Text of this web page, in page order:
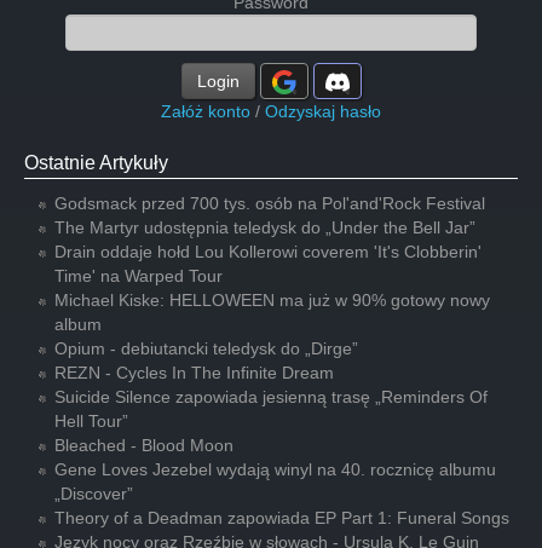
Login
Załóż konto / Odzyskaj hasło
Ostatnie Artykuły
Godsmack przed 700 tys. osób na Pol'and'Rock Festival
The Martyr udostępnia teledysk do „Under the Bell Jar”
Drain oddaje hołd Lou Kollerowi coverem 'It's Clobberin'
Time' na Warped Tour
Michael Kiske: HELLOWEEN ma już w 90% gotowy nowy
album
Opium - debiutancki teledysk do „Dirge”
REZN - Cycles In The Infinite Dream
Suicide Silence zapowiada jesienną trasę „Reminders Of
Hell Tour”
Bleached - Blood Moon
Gene Loves Jezebel wydają winyl na 40. rocznicę albumu
„Discover”
Theory of a Deadman zapowiada EP Part 1: Funeral Songs
Język nocy oraz Rzeźbię w słowach - Ursula K. Le Guin